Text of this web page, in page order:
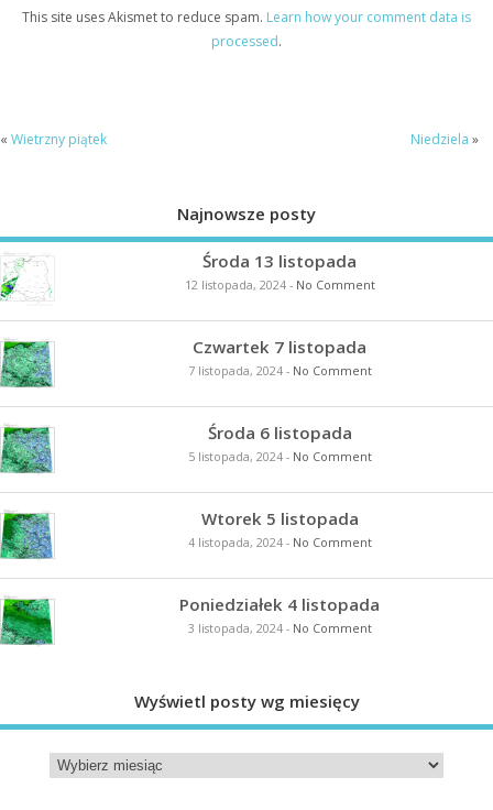
This site uses Akismet to reduce spam. Learn how your comment data is
processed.
« Wietrzny piątek Niedziela »
Najnowsze posty
Środa 13 listopada
12 listopada, 2024- No Comment
Czwartek 7 listopada
7 listopada, 2024- No Comment
Środa 6 listopada
5 listopada, 2024- No Comment
Wtorek 5 listopada
4 listopada, 2024- No Comment
Poniedziałek 4 listopada
3 listopada, 2024- No Comment
Wyświetl posty wg miesięcy